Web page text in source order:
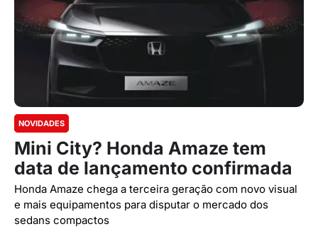
NOVIDADES
Mini City? Honda Amaze tem
data de lançamento confirmada
Honda Amaze chega a terceira geração com novo visual
e mais equipamentos para disputar o mercado dos
sedans compactos